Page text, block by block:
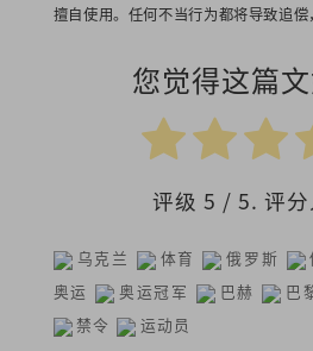
擅自使用。任何不当行为都将导致追偿
您觉得这篇文
评级 5 / 5. 评
乌克兰 体育 俄罗斯
奥运
奥运冠军 巴赫 巴
禁令
运动员